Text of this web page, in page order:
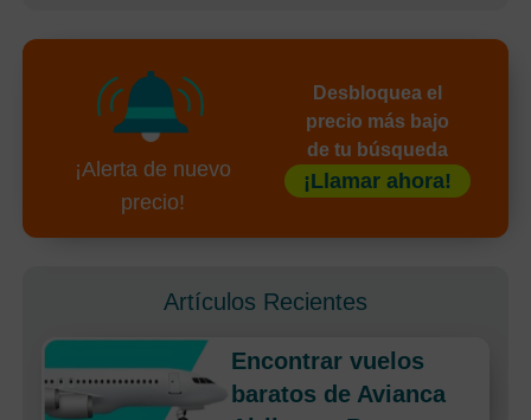
¡Alerta de nuevo
precio!
Desbloquea el
precio más bajo
de tu búsqueda
¡Llamar ahora!
Artículos Recientes
Encontrar vuelos
baratos de Avianca